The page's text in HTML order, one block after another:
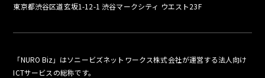
東京都渋谷区道玄坂1-12-1 渋谷マークシティ ウエスト23F
「NURO Biz」はソニービズネットワークス株式会社が運営する法人向け
ICTサービスの総称です。